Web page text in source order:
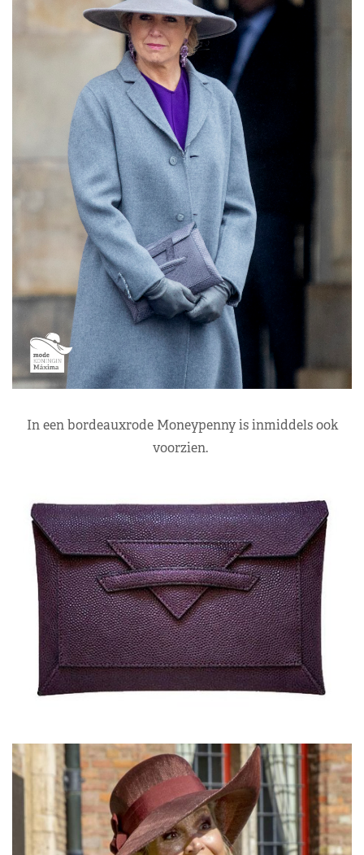
In een bordeauxrode Moneypenny is inmiddels ook
voorzien.